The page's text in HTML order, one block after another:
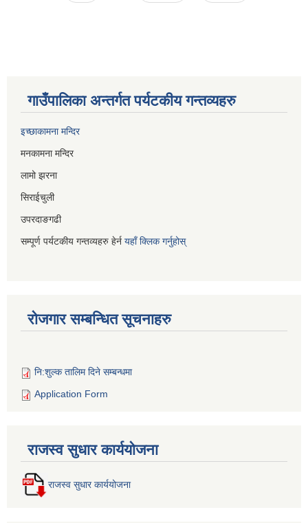
गाउँपालिका अन्तर्गत पर्यटकीय गन्तव्यहरु
इच्छाकामना मन्दिर
मनकामना मन्दिर
लामो झरना
सिराईचुली
उपरदाङगढी
सम्पूर्ण पर्यटकीय गन्तव्यहरु हेर्न यहाँ क्लिक गर्नुहोस्
रोजगार सम्बन्धित सूचनाहरु
नि:शुल्क तालिम दिने सम्बन्धमा
Application Form
राजस्व सुधार कार्ययोजना
राजस्व सुधार कार्ययोजना